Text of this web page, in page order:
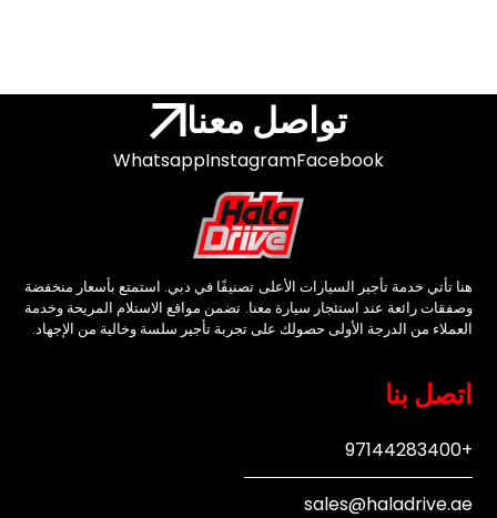
تواصل معنا
Facebook
Instagram
Whatsapp
هنا تأتي خدمة تأجير السيارات الأعلى تصنيفًا في دبي. استمتع بأسعار منخفضة
وصفقات رائعة عند استئجار سيارة معنا. تضمن مواقع الاستلام المريحة وخدمة
العملاء من الدرجة الأولى حصولك على تجربة تأجير سلسة وخالية من الإجهاد.
اتصل بنا
+97144283400
sales@haladrive.ae